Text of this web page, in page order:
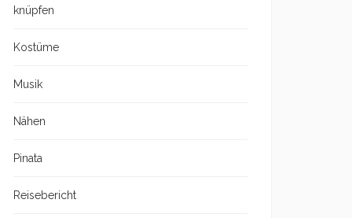
knüpfen
Kostüme
Musik
Nähen
Pinata
Reisebericht